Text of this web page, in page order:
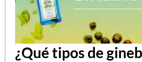
¿Qué tipos de